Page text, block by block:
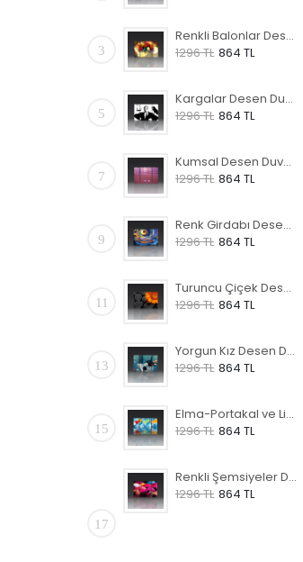
3
Renkli Balonlar Desen Duvar Panosu
1296 TL 864 TL
5
Kargalar Desen Duvar Panosu
1296 TL 864 TL
7
Kumsal Desen Duvar Panosu
1296 TL 864 TL
9
Renk Girdabı Desen Duvar Panosu
1296 TL 864 TL
11
Turuncu Çiçek Desen Duvar Panosu
1296 TL 864 TL
13
Yorgun Kız Desen Duvar Panosu
1296 TL 864 TL
15
Elma-Portakal ve Limon Forex Tablo
1296 TL 864 TL
17
Renkli Şemsiyeler Desen Duvar Panosu
1296 TL 864 TL